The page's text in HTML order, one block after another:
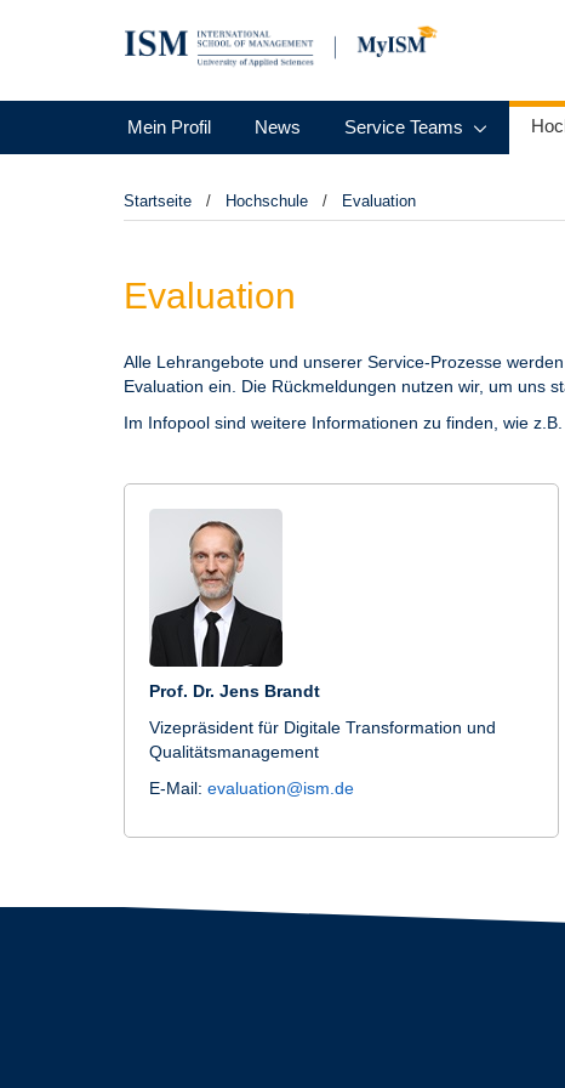
Mein Profil News Service Teams
Startseite Hochschule Evaluation
Evaluation
Alle Lehrangebote und unserer Service-Prozesse
Evaluation ein. Die Rückmeldungen nutzen wir, um uns
Im Infopool sind weitere Informationen zu finden, wie z.B.
Prof. Dr. Jens Brandt
Vizepräsident für Digitale Transformation und
Qualitätsmanagement
E-Mail: evaluation@ism.de